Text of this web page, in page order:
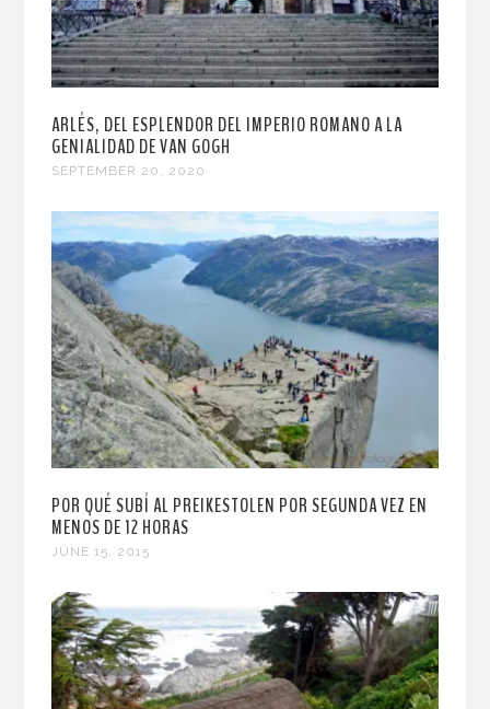
ARLÉS, DEL ESPLENDOR DEL IMPERIO ROMANO A LA
GENIALIDAD DE VAN GOGH
SEPTEMBER 20, 2020
POR QUÉ SUBÍ AL PREIKESTOLEN POR SEGUNDA VEZ EN
MENOS DE 12 HORAS
JUNE 15, 2015